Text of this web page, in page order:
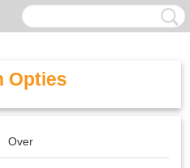
Opties
Over